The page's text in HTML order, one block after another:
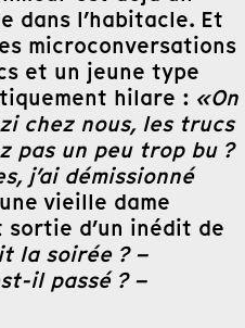
dans l’habitacle. Et
microconversations
et un jeune type
hilare : «On
chez nous, les trucs
pas un peu trop bu ?
j’ai démissionné
vieille dame
d’un inédit de
la soirée ? –
il passé ? –